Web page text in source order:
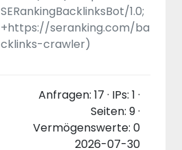
SERankingBacklinksBot/1.0;
+https://seranking.com/ba
cklinks-crawler)
Anfragen: 17 · IPs: 1 ·
Seiten: 9 ·
Vermögenswerte: 0
2026-07-30